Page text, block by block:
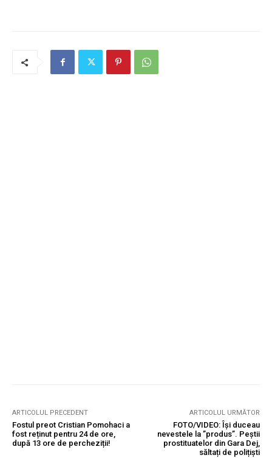
ARTICOLUL PRECEDENT
Fostul preot Cristian Pomohaci a
fost reținut pentru 24 de ore,
după 13 ore de percheziții!
ARTICOLUL URMĂTOR
FOTO/VIDEO: Își duceau
nevestele la ”produs”. Peștii
prostituatelor din Gara Dej,
săltați de polițiști